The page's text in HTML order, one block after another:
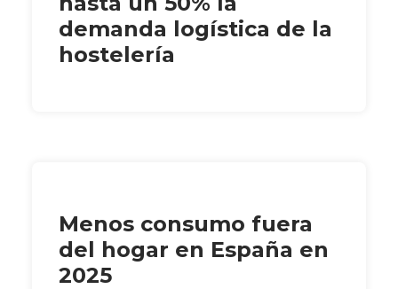
demanda logística de la
hostelería
Menos consumo fuera
del hogar en España en
2025